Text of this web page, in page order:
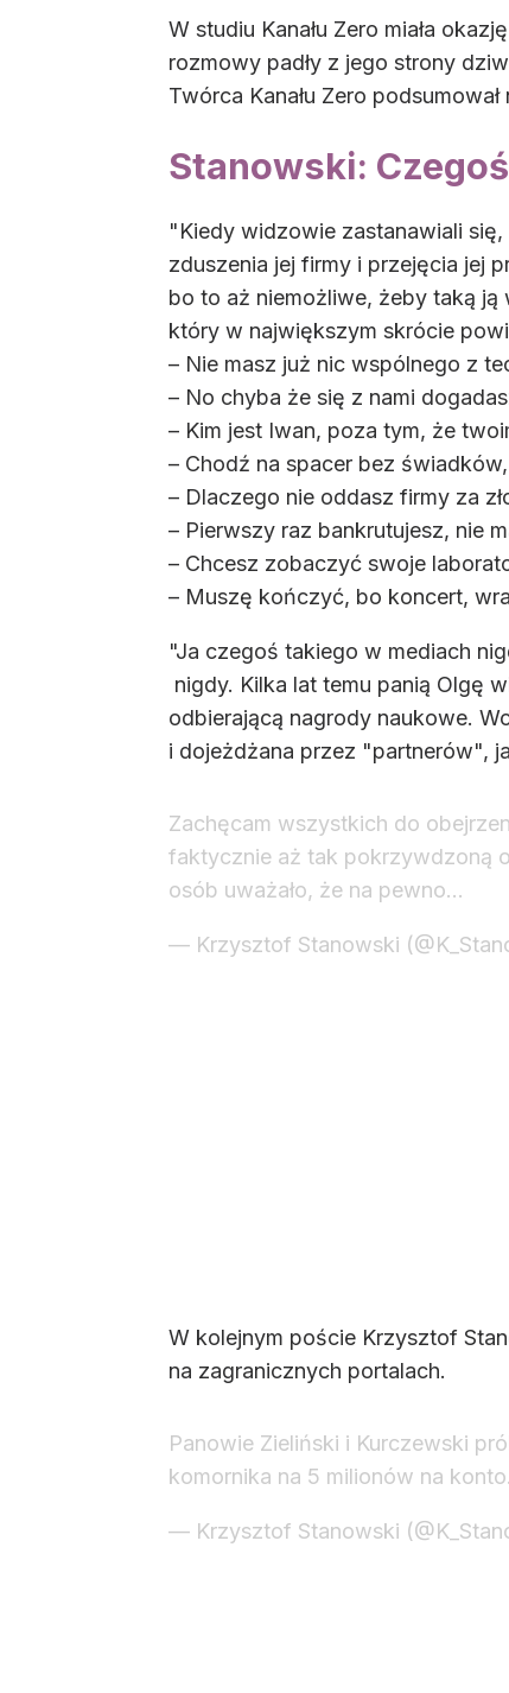
W studiu Kanału Zero miała
rozmowy padły z jego strony
Twórca Kanału Zero
Stanowski:
"Kiedy widzowie zastanawiali
zduszenia jej firmy i przejęcia jej
bo to aż niemożliwe, żeby taką ją
który w największym skrócie
– Nie masz już nic wspólnego z
– No chyba że się z nami
– Kim jest Iwan, poza tym, że
– Chodź na spacer bez
– Dlaczego nie oddasz firmy za
– Pierwszy raz bankrutujesz, nie
– Chcesz zobaczyć swoje
– Muszę kończyć, bo koncert,
"Ja czegoś takiego w mediach
nigdy. Kilka lat temu panią Olgę
odbierającą nagrody naukowe.
i dojeżdżana przez "partnerów",
Zachęcam wszystkich do
faktycznie aż tak pokrzywdzoną
osób uważało, że na pewno…
— Krzysztof Stanowski
W kolejnym poście Krzysztof
na zagranicznych portalach.
Panowie Zieliński i Kurczewski
komornika na 5 milionów na konto.
— Krzysztof Stanowski